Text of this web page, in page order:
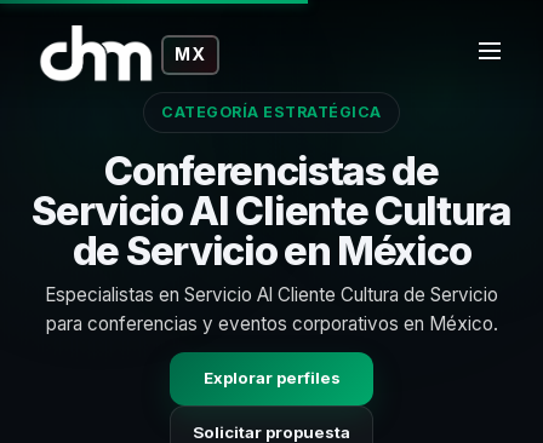
MX
CATEGORÍA ESTRATÉGICA
Conferencistas de
Servicio Al Cliente Cultura
de Servicio en México
Especialistas en Servicio Al Cliente Cultura de Servicio
para conferencias y eventos corporativos en México.
Explorar perfiles
Solicitar propuesta